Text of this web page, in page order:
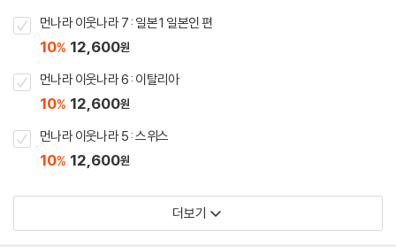
먼나라 이웃나라 7 : 일본 1 일본인 편
10% 12,600원
먼나라 이웃나라 6 : 이탈리아
10% 12,600원
먼나라 이웃나라 5 : 스위스
10% 12,600원
더보기